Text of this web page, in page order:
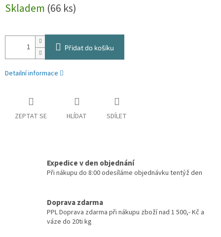
cena:
Skladem (66 ks)
Přidat do košíku
Detailní informace
ZEPTAT SE HLÍDAT SDÍLET
Expedice v den objednání
Při nákupu do 8:00 odesíláme objednávku tentýž den
Doprava zdarma
PPL Doprava zdarma při nákupu zboží nad 1 500,- Kč a
váze do 20ti kg